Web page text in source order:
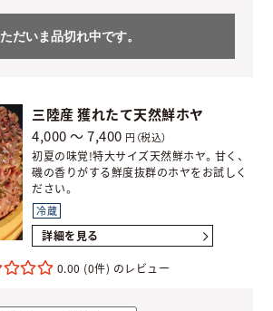
ただいま品切れ中です。
三陸産 獲れたて天然鮮ホヤ
4,000 ～ 7,400 円（税込）
初夏の味覚!特大サイズ天然鮮ホヤ。甘く、
磯の香りがする鮮度抜群のホヤをお試しく
ださい。
冷蔵
詳細を見る
0.00 (0件)